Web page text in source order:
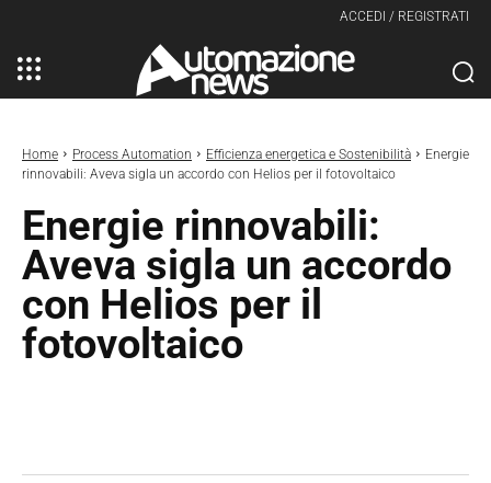
ACCEDI / REGISTRATI
Home Process Automation Efficienza energetica e Sostenibilità
Energie
rinnovabili: Aveva sigla un accordo con Helios per il fotovoltaico
Energie rinnovabili:
Aveva sigla un accordo
con Helios per il
fotovoltaico